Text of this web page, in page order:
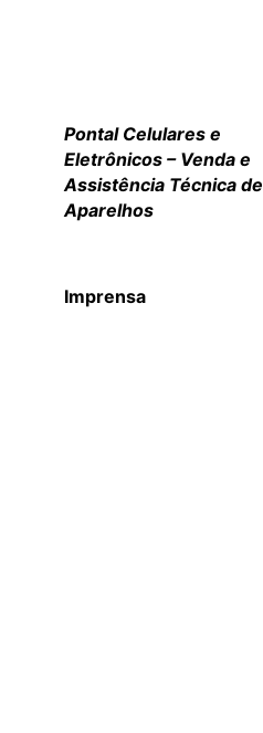
Pontal Celulares e
Eletrônicos – Venda e
Assistência Técnica de
Aparelhos
Imprensa